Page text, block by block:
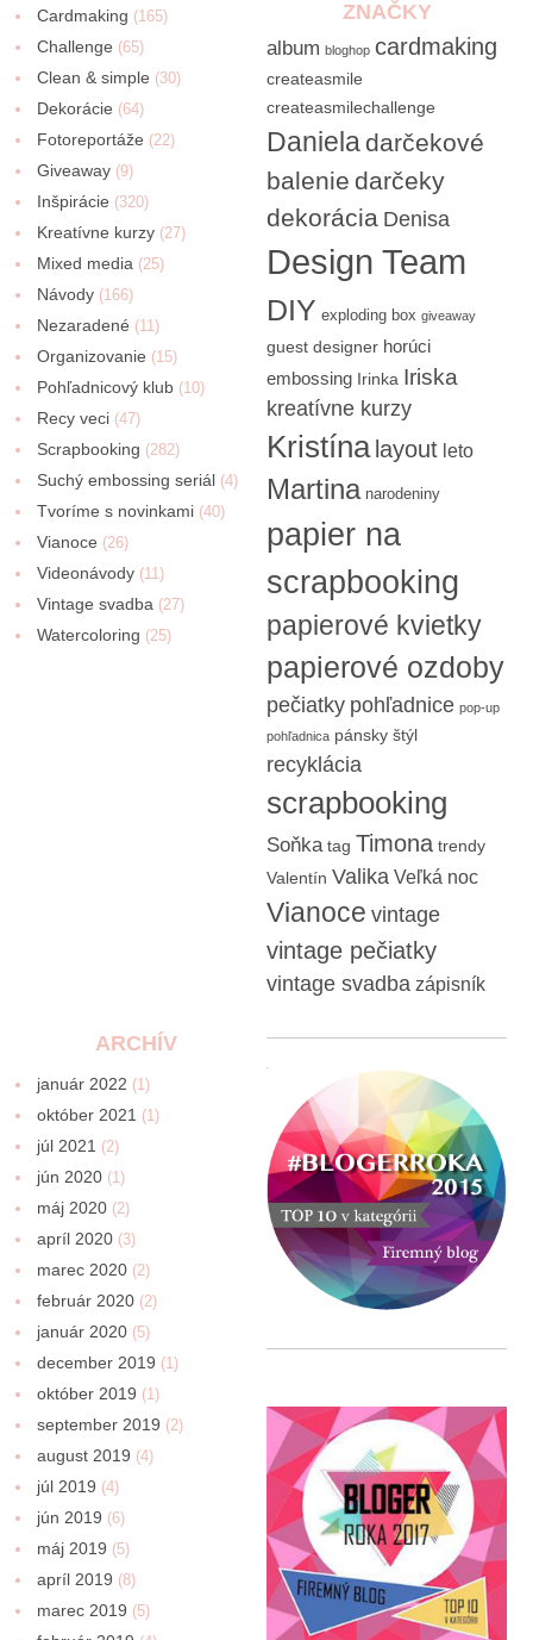
Cardmaking (165)
Challenge (65)
Clean & simple (30)
Dekorácie (64)
Fotoreportáže (22)
Giveaway (9)
Inšpirácie (320)
Kreatívne kurzy (27)
Mixed media (25)
Návody (166)
Nezaradené (11)
Organizovanie (15)
Pohľadnicový klub (10)
Recy veci (47)
Scrapbooking (282)
Suchý embossing seriál (4)
Tvoríme s novinkami (40)
Vianoce (26)
Videonávody (11)
Vintage svadba (27)
Watercoloring (25)
ZNAČKY
album bloghop cardmaking
createasmile
createasmilechallenge
Daniela darčekové
balenie darčeky
dekorácia Denisa
Design Team
DIY exploding box giveaway
guest designer horúci
embossing Irinka Iriska
kreatívne kurzy
Kristína layout leto
Martina narodeniny
papier na
scrapbooking
papierové kvietky
papierové ozdoby
pečiatky pohľadnice pop-up
pohľadnica pánsky štýl
recyklácia
scrapbooking
Soňka tag Timona trendy
Valentín Valika Veľká noc
Vianoce vintage
vintage pečiatky
vintage svadba zápisník
ARCHÍV
január 2022 (1)
október 2021 (1)
júl 2021 (2)
jún 2020 (1)
máj 2020 (2)
apríl 2020 (3)
marec 2020 (2)
február 2020 (2)
január 2020 (5)
december 2019 (1)
október 2019 (1)
september 2019 (2)
august 2019 (4)
júl 2019 (4)
jún 2019 (6)
máj 2019 (5)
apríl 2019 (8)
marec 2019 (5)